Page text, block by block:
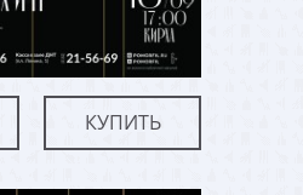
КУПИТЬ